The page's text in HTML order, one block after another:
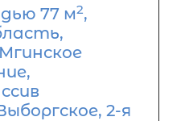
77 м2,
2-я